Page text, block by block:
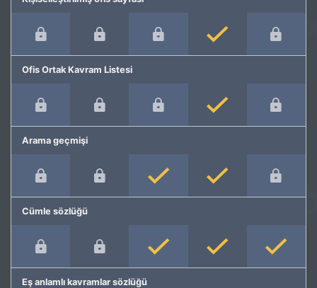
Ofis Ortak Kavram Listesi
Arama geçmişi
Cümle sözlüğü
Eş anlamlı kavramlar sözlüğü